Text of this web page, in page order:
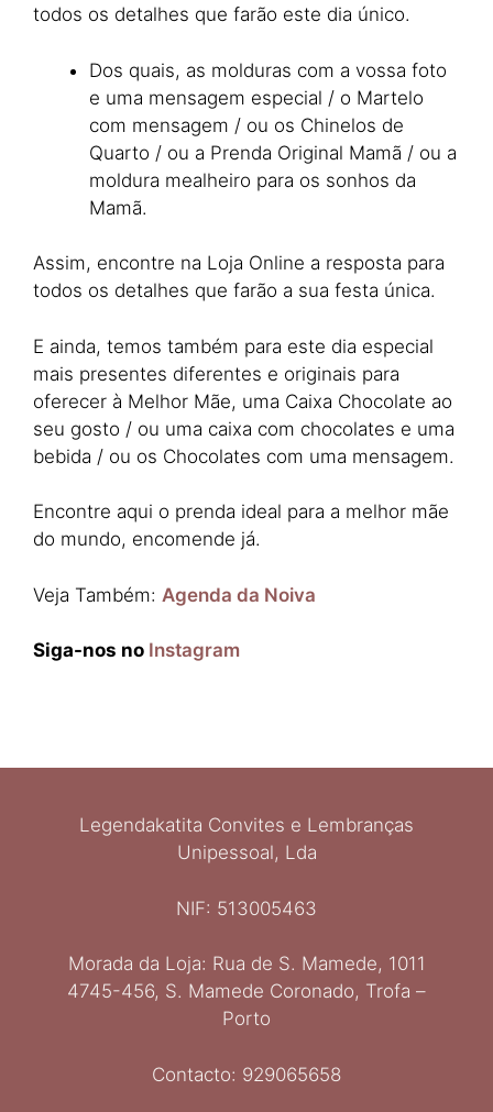
todos os detalhes que farão este dia único.
Dos quais, as molduras com a vossa foto
e uma mensagem especial / o Martelo
com mensagem / ou os Chinelos de
Quarto / ou a Prenda Original Mamã / ou a
moldura mealheiro para os sonhos da
Mamã.
Assim, encontre na Loja Online a resposta para
todos os detalhes que farão a sua festa única.
E ainda, temos também para este dia especial
mais presentes diferentes e originais para
oferecer à Melhor Mãe, uma Caixa Chocolate ao
seu gosto / ou uma caixa com chocolates e uma
bebida / ou os Chocolates com uma mensagem.
Encontre aqui o prenda ideal para a melhor mãe
do mundo, encomende já.
Veja Também: Agenda da Noiva
Siga-nos no Instagram
Legendakatita Convites e Lembranças
Unipessoal, Lda
NIF: 513005463
Morada da Loja: Rua de S. Mamede, 1011
4745-456, S. Mamede Coronado, Trofa –
Porto
Contacto: 929065658
Italiano
Ελληνικά